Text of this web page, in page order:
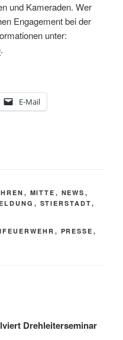
und Kameraden. Wer
Engagement bei der
unter:
.
E-Mail
, MITTE , NEWS ,
, STIERSTADT,
, PRESSE ,
Drehleiterseminar